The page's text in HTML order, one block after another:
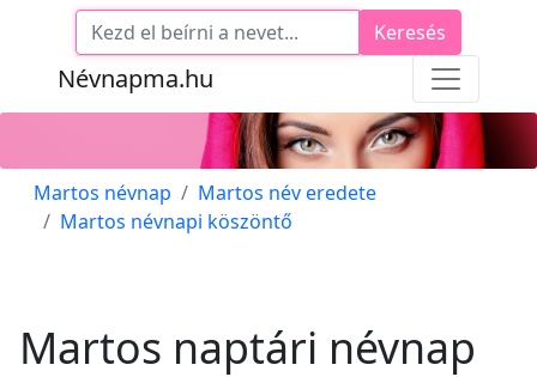
Névnapma.hu
Keresés
Martos névnap
Martos név eredete
Martos névnapi köszöntő
Martos naptári névnap